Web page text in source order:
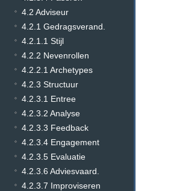
4.2 Adviseur
4.2.1 Gedragsverand.
4.2.1.1 Stijl
4.2.2 Nevenrollen
4.2.2.1 Archetypes
4.2.3 Structuur
4.2.3.1 Entree
4.2.3.2 Analyse
4.2.3.3 Feedback
4.2.3.4 Engagement
4.2.3.5 Evaluatie
4.2.3.6 Adviesvaard.
4.2.3.7 Improviseren